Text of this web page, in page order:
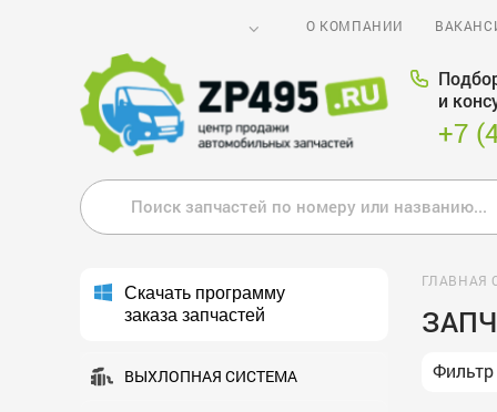
О КОМПАНИИ
и
+7
Скачать программу
заказа запчастей
ВЫХЛОПНАЯ СИСТЕМА
ГЛАВНАЯ
Фильтр